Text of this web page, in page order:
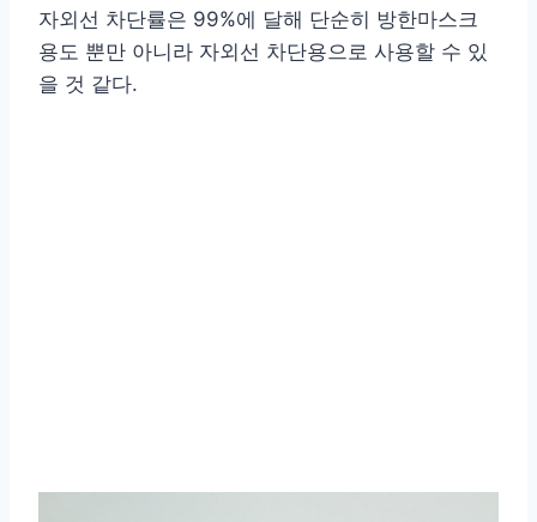
자외선 차단률은 99%에 달해 단순히 방한마스크
용도 뿐만 아니라 자외선 차단용으로 사용할 수 있
을 것 같다.